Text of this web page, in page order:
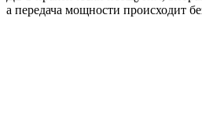
а передача мощности происходит